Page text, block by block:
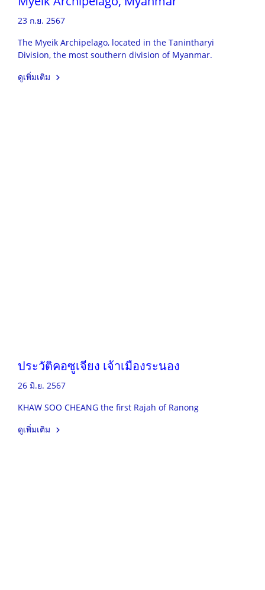
23 ก.ย. 2567
The Myeik Archipelago, located in the Tanintharyi
Division, the most southern division of Myanmar.
ดูเพิ่มเติม
ประวัติคอซูเจียง เจ้าเมืองระนอง
26 มิ.ย. 2567
KHAW SOO CHEANG the first Rajah of Ranong
ดูเพิ่มเติม